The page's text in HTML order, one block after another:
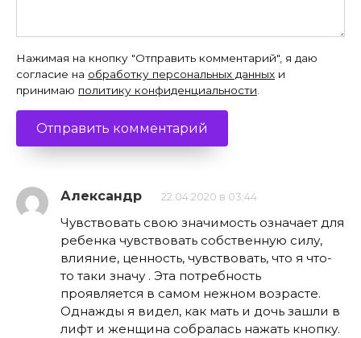
Нажимая на кнопку "Отправить комментарий", я даю
согласие на обработку персональных данных и
принимаю политику конфиденциальности
Александр 22.04.2020 в 03:44
Чувствовать свою значимость означает для
ребенка чувствовать собственную силу,
влияние, ценность, чувствовать, что я что-
то таки значу . Эта потребность
проявляется в самом нежном возрасте.
Однажды я видел, как мать и дочь зашли в
лифт и женщина собралась нажать кнопку.